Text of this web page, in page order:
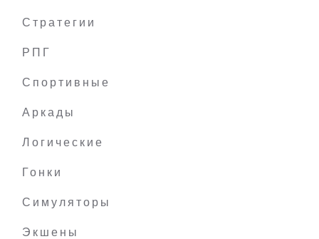
Стратегии
РПГ
Спортивные
Аркады
Логические
Гонки
Симуляторы
Экшены